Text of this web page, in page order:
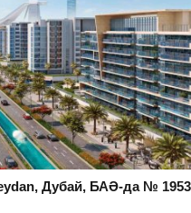
Дубай, БАӘ-да №